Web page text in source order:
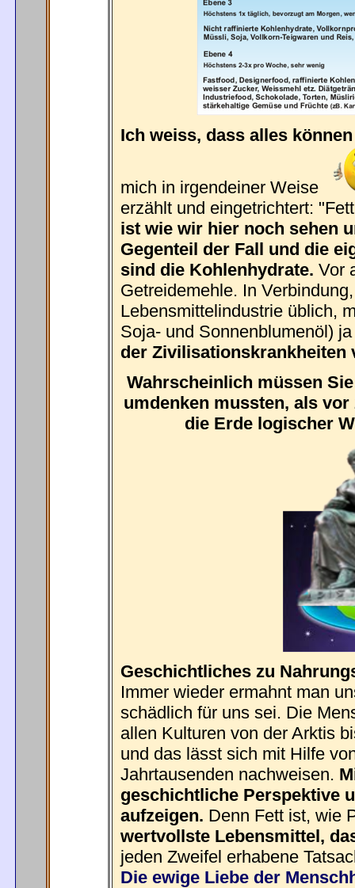
Ich weiss, dass alles
mich in irgendeiner Weise
erzählt und eingetrichtert:
ist wie wir hier noch sehen
Gegenteil der Fall und die
sind die Kohlenhydrate. Vor
Getreidemehle. In
Lebensmittelindustrie üblich,
Soja- und Sonnenblumenöl)
der Zivilisationskrankheiten
Wahrscheinlich müssen
umdenken mussten, als
die Erde logischer
Geschichtliches zu
Immer wieder ermahnt man
schädlich für uns sei. Die
allen Kulturen von der Arktis
und das lässt sich mit Hilfe
Jahrtausenden nachweisen.
geschichtliche Perspektive
aufzeigen. Denn Fett ist, wie
wertvollste Lebensmittel,
jeden Zweifel erhabene
Die ewige Liebe der